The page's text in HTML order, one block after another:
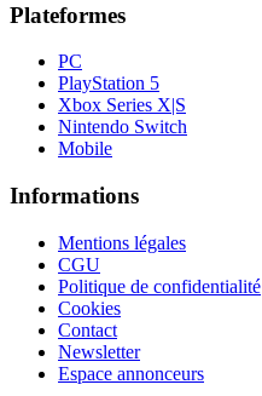
Plateformes
PC
PlayStation 5
Xbox Series X|S
Nintendo Switch
Mobile
Informations
Mentions légales
CGU
Politique de confidentialité
Cookies
Contact
Newsletter
Espace annonceurs